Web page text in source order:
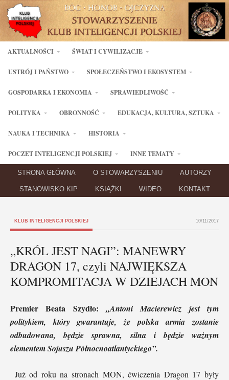
AKTUALNOŚCI ŚWIAT I CYWILIZACJE
USTRÓJ I PAŃSTWO SPOŁECZEŃSTWO I EKOSYSTEM
GOSPODARKA I EKONOMIA SPRAWIEDLIWOŚĆ
POLITYKA OBRONNOŚĆ EDUKACJA, KULTURA, SZTUKA
NAUKA I TECHNIKA HISTORIA
POCZET INTELIGENCJI POLSKIEJ INNE TEMATY
STRONA GŁÓWNA O STOWARZYSZENIU AUTORZY
STANOWISKO KIP KSIĄŻKI WIDEO KONTAKT
KLUB INTELIGENCJI POLSKIEJ 10/11/2017
„KRÓL JEST NAGI”: MANEWRY
DRAGON 17, czyli NAJWIĘKSZA
KOMPROMITACJA W DZIEJACH MON
Premier Beata Szydło:
„Antoni Macierewicz jest tym
politykiem, który gwarantuje, że polska armia zostanie
odbudowana, będzie sprawna, silna i będzie ważnym
elementem Sojuszu Północnoatlantyckiego”.
Już od roku na stronach MON, ćwiczenia Dragon 17 były